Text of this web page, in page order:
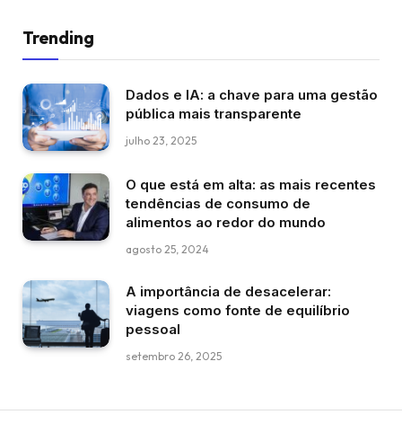
Trending
Dados e IA: a chave para uma gestão
pública mais transparente
julho 23, 2025
O que está em alta: as mais recentes
tendências de consumo de
alimentos ao redor do mundo
agosto 25, 2024
A importância de desacelerar:
viagens como fonte de equilíbrio
pessoal
setembro 26, 2025